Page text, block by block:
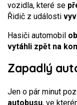
vozidla, které se
Řidič z události
Hasiči automobil
vytáhli zpět na
Zapadlý
Jen o pár minut
autobusu, ve